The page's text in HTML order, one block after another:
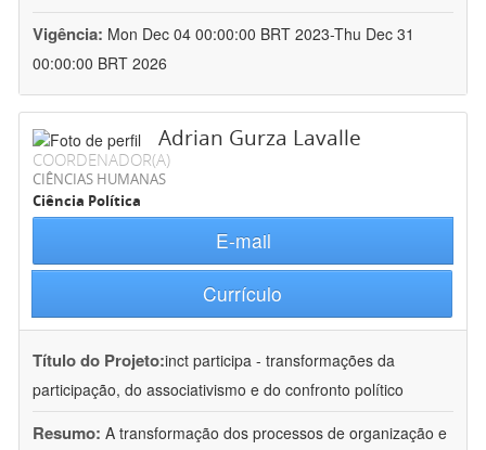
Vigência: Mon Dec 04 00:00:00 BRT 2023-Thu Dec 31
00:00:00 BRT 2026
Adrian Gurza Lavalle
COORDENADOR(A)
CIÊNCIAS HUMANAS
Ciência Política
E-mail
Currículo
Título do Projeto:inct participa - transformações da
participação, do associativismo e do confronto político
Resumo: A transformação dos processos de organização e